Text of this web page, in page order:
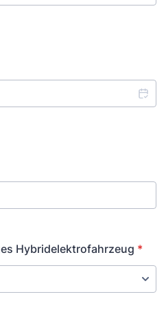
Hybridelektrofahrzeug *